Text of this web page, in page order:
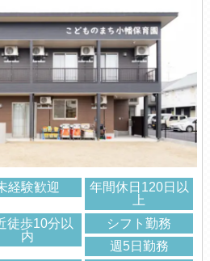
経験歓迎
年間休日120日以
上
徒歩10分以
内
シフト勤務
週5日勤務